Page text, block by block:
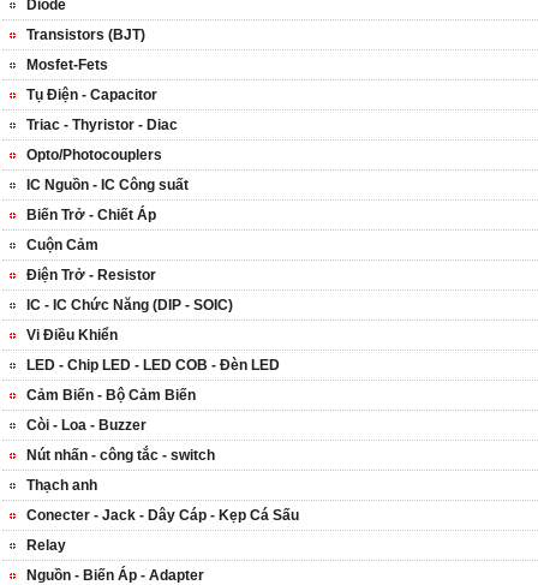
Diode
Transistors (BJT)
Mosfet-Fets
Tụ Điện - Capacitor
Triac - Thyristor - Diac
Opto/Photocouplers
IC Nguồn - IC Công suất
Biến Trở - Chiết Áp
Cuộn Cảm
Điện Trở - Resistor
IC - IC Chức Năng (DIP - SOIC)
Vi Điều Khiển
LED - Chip LED - LED COB - Đèn LED
Cảm Biến - Bộ Cảm Biến
Còi - Loa - Buzzer
Nút nhấn - công tắc - switch
Thạch anh
Conecter - Jack - Dây Cáp - Kẹp Cá Sấu
Relay
Nguồn - Biến Áp - Adapter